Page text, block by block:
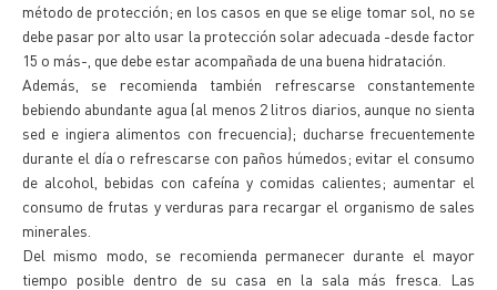
método de protección; en los casos en que se elige tomar sol, no se
debe pasar por alto usar la protección solar adecuada -desde factor
15 o más-, que debe estar acompañada de una buena hidratación.
Además, se recomienda también refrescarse constantemente
bebiendo abundante agua (al menos 2 litros diarios, aunque no sienta
sed e ingiera alimentos con frecuencia); ducharse frecuentemente
durante el día o refrescarse con paños húmedos; evitar el consumo
de alcohol, bebidas con cafeína y comidas calientes; aumentar el
consumo de frutas y verduras para recargar el organismo de sales
minerales.
Del mismo modo, se recomienda permanecer durante el mayor
tiempo posible dentro de su casa en la sala más fresca. Las